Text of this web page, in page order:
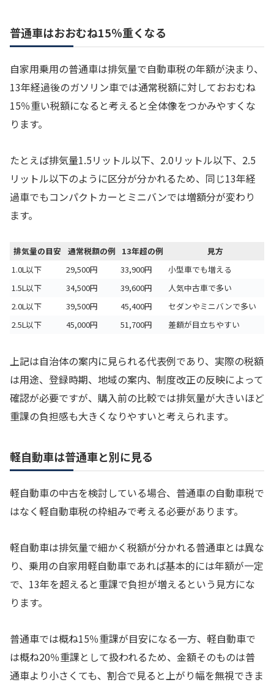
普通車はおおむね15％重くなる
自家用乗用の普通車は排気量で自動車税の年額が決まり、
13年経過後のガソリン車では通常税額に対しておおむね
15％重い税額になると考えると全体像をつかみやすくな
ります。
たとえば排気量1.5リットル以下、2.0リットル以下、2.5
リットル以下のように区分が分かれるため、同じ13年経
過車でもコンパクトカーとミニバンでは増額分が変わり
ます。
排気量の目安 通常税額の例 13年超の例
見方
1.0L以下
29,500円 33,900円
小型車でも増える
1.5L以下
34,500円 39,600円
人気中古車で多い
2.0L以下
39,500円 45,400円
セダンやミニバンで多い
2.5L以下
45,000円 51,700円 差額が目立ちやすい
上記は自治体の案内に見られる代表例であり、実際の税額
は用途、登録時期、地域の案内、制度改正の反映によって
確認が必要ですが、購入前の比較では排気量が大きいほど
重課の負担感も大きくなりやすいと考えられます。
軽自動車は普通車と別に見る
軽自動車の中古を検討している場合、普通車の自動車税で
はなく軽自動車税の枠組みで考える必要があります。
軽自動車は排気量で細かく税額が分かれる普通車とは異な
り、乗用の自家用軽自動車であれば基本的には年額が一定
で、13年を超えると重課で負担が増えるという見方にな
ります。
普通車では概ね15％重課が目安になる一方、軽自動車で
は概ね20％重課として扱われるため、金額そのものは普
通車より小さくても、割合で見ると上がり幅を無視できま